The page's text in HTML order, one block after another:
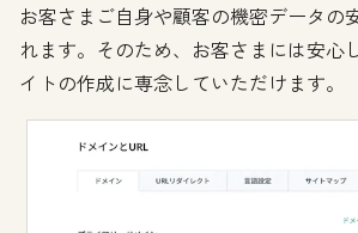
お客さまご自身や顧客の機密データの
れます。そのため、お客さまには安心
イトの作成に専念していただけます。